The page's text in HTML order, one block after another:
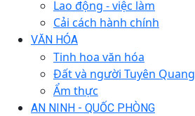
Lao động - việc làm
Cải cách hành chính
VĂN HÓA
Tinh hoa văn hóa
Đất và người Tuyên Quang
Ẩm thực
AN NINH - QUỐC PHÒNG